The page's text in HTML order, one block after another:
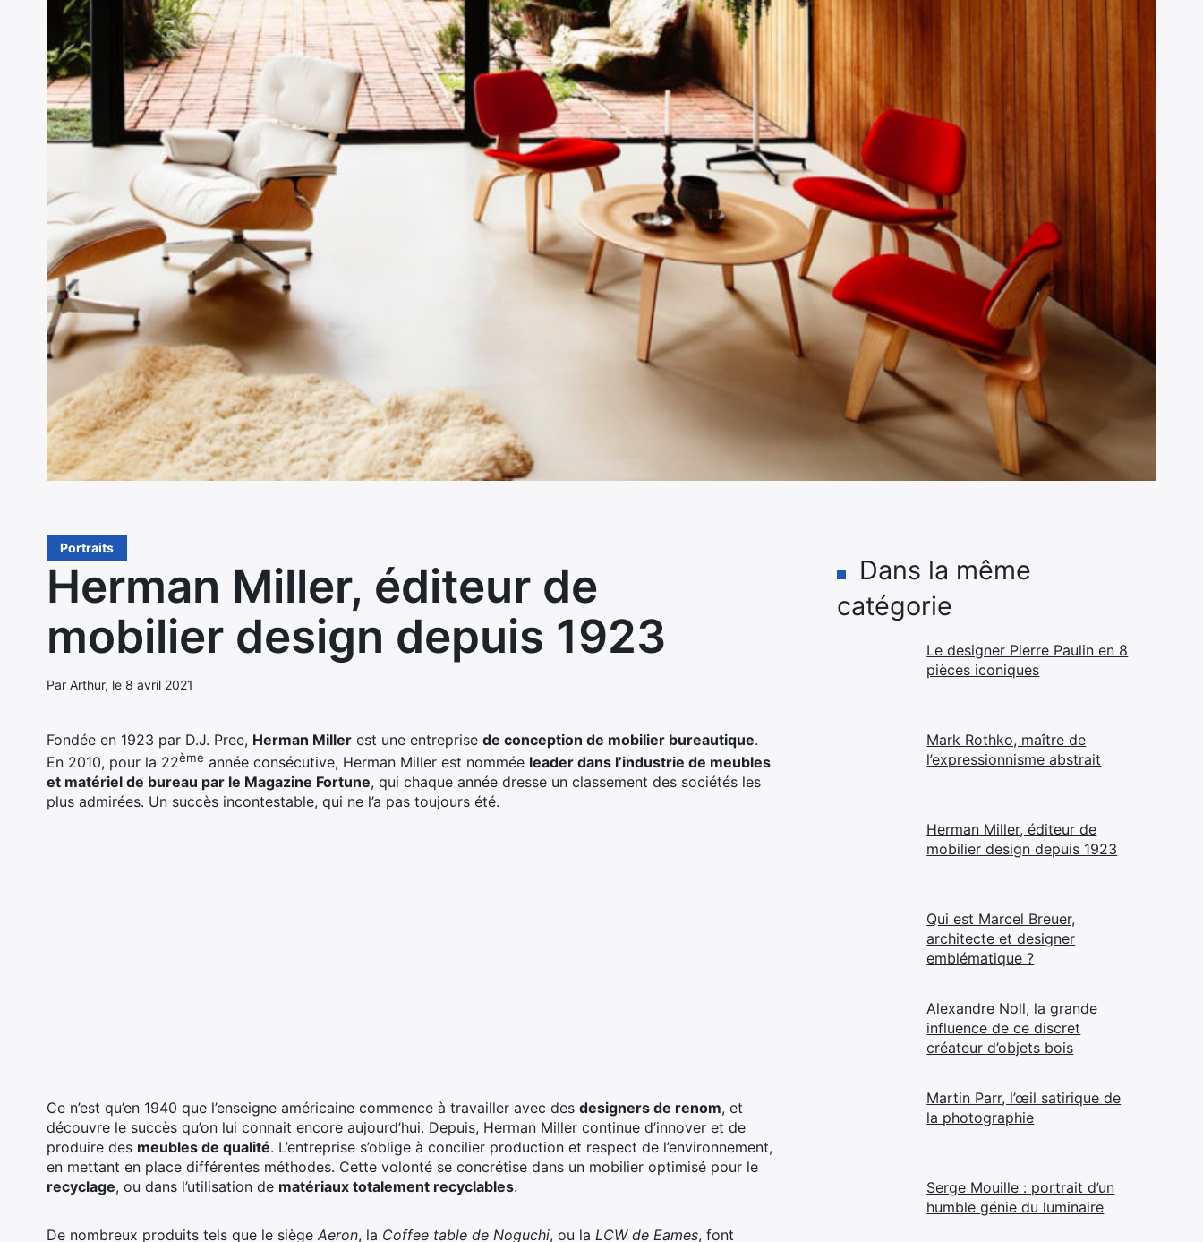
Portraits
Herman Miller, éditeur de
mobilier design depuis 1923
Par Arthur, le 8 avril 2021
Fondée en 1923 par D.J. Pree, Herman Miller est une entreprise de conception de mobilier bureautique.
En 2010, pour la 22ème année consécutive, Herman Miller est nommée leader dans l’industrie de meubles
et matériel de bureau par le Magazine Fortune, qui chaque année dresse un classement des sociétés les
plus admirées. Un succès incontestable, qui ne l’a pas toujours été.
Ce n’est qu’en 1940 que l’enseigne américaine commence à travailler avec des designers de renom, et
découvre le succès qu’on lui connait encore aujourd’hui. Depuis, Herman Miller continue d’innover et de
produire des meubles de qualité. L’entreprise s’oblige à concilier production et respect de l’environnement,
en mettant en place différentes méthodes. Cette volonté se concrétise dans un mobilier optimisé pour le
recyclage, ou dans l’utilisation de matériaux totalement recyclables.
De nombreux produits tels que le siège Aeron, la Coffee table de Noguchi, ou la LCW de Eames, font
Dans la même
catégorie
Le designer Pierre Paulin en 8
pièces iconiques
Mark Rothko, maître de
l’expressionnisme abstrait
Herman Miller, éditeur de
mobilier design depuis 1923
Qui est Marcel Breuer,
architecte et designer
emblématique ?
Alexandre Noll, la grande
influence de ce discret
créateur d’objets bois
Martin Parr, l’œil satirique de
la photographie
Serge Mouille : portrait d’un
humble génie du luminaire